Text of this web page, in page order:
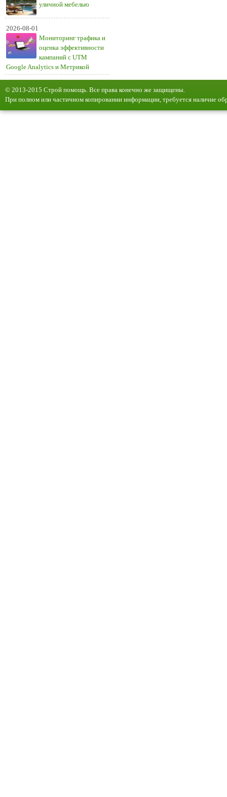
уличной мебелью
2026-08-01
Мониторинг трафика и
оценка эффективности
кампаний с UTM
Google Analytics и Метрикой
© 2013-2015 Строй помощь. Все права конечно же защищены.
При полном или частичном копировании информации, требуется наличие